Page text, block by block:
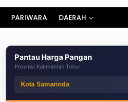
PARIWARA DAERAH
Pantau Harga Pangan
Provinsi Kalimantan Timur